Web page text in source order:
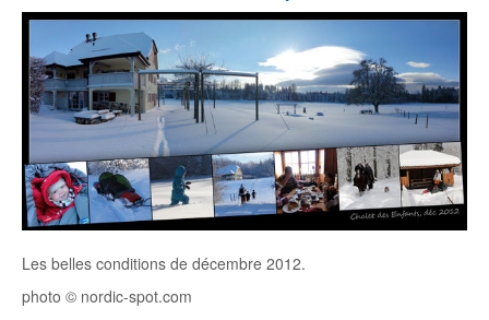
Les belles conditions de décembre 2012.
photo © nordic-spot.com